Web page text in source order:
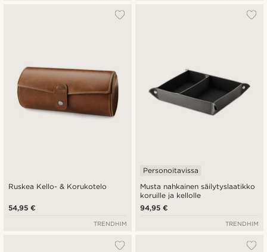
Ruskea Kello- & Korukotelo
54,95 €
TRENDHIM
Musta nahkainen säilytyslaatikko
koruille ja kellolle
Personoitavissa
94,95 €
TRENDHIM